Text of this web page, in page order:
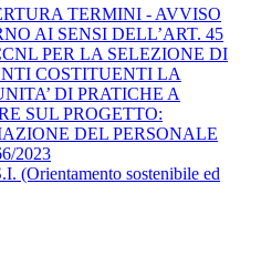
TERMINI - AVVISO
AI SENSI DELL’ART. 45
PER LA SELEZIONE DI
COSTITUENTI LA
DI PRATICHE A
SUL PROGETTO:
DEL PERSONALE
2023
(Orientamento sostenibile ed